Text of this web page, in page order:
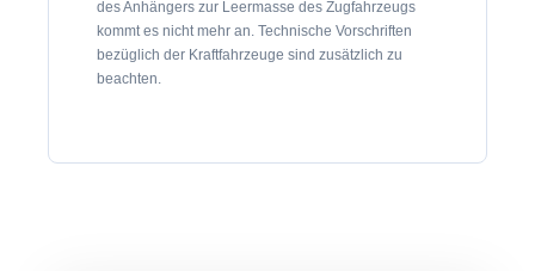
des Anhängers zur Leermasse des Zugfahrzeugs
kommt es nicht mehr an. Technische Vorschriften
bezüglich der Kraftfahrzeuge sind zusätzlich zu
beachten.